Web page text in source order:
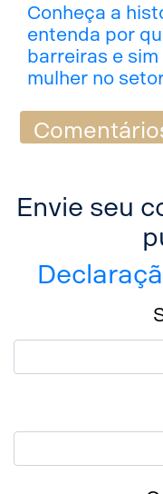
Conheça a
entenda por
barreiras e
mulher no
Envie seu